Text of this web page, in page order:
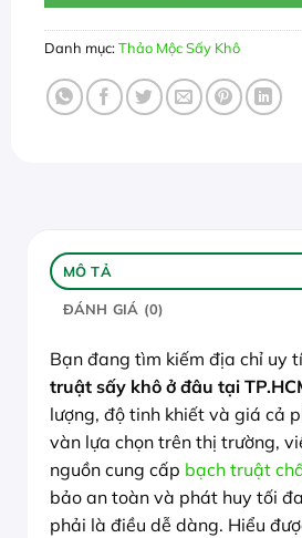
Danh mục:Thảo Mộc Sấy Khô
MÔ TẢ
ĐÁNH GIÁ (0)
Bạn đang tìm kiếm địa chỉ uy
truật sấy khô ở đâu tại
lượng, độ tinh khiết và giá cả
vàn lựa chọn trên thị trường,
nguồn cung cấp bạch truật
bảo an toàn và phát huy tối
phải là điều dễ dàng. Hiểu